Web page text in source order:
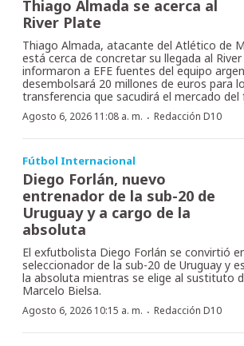
Thiago Almada se acerca al
River Plate
Thiago Almada, atacante del Atlético de
está cerca de concretar su llegada al
informaron a EFE fuentes del equipo
desembolsará 20 millones de euros para
transferencia que sacudirá el mercado del
Agosto 6, 2026 11:08 a. m. · Redacción D10
Fútbol Internacional
Diego Forlán, nuevo
entrenador de la sub-20 de
Uruguay y a cargo de la
absoluta
El exfutbolista Diego Forlán se convirtió
seleccionador de la sub-20 de Uruguay y
la absoluta mientras se elige al sustituto
Marcelo Bielsa.
Agosto 6, 2026 10:15 a. m. · Redacción D10